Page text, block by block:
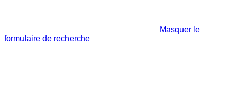
Masquer le
formulaire de recherche